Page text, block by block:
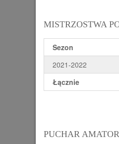
MISTRZOSTWA
Sezon
2021-2022
Łącznie
PUCHAR